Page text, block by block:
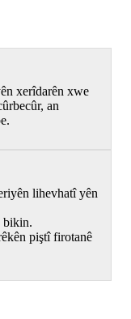
xerîdarên xwe
an
lihevhatî yên
bikin.
piştî firotanê